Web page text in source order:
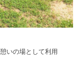
いの場として利用